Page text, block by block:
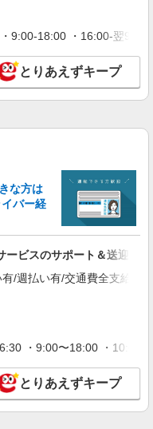
含む)＞
前寺周辺
詳細を見る
円 ＜日払い有/週払い有/交
含む)＞
通勤OK≫
詳細を見る
の現場で心を燃や
STAFF
円 ＜日払い有/週払い有/交
詳細を見る
9:00-18:00 ・16:00-翌
とりあえずキープ
な方は
バー経
ービスのサポート＆送迎
/週払い有/交通費全支給(ガ
・9:00〜18:00 ・
とりあえずキープ